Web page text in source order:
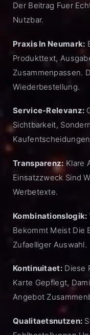
Der Beitrag Fuer
Nutzbar.
Praxis In Neumark:
Produkttext,
Zusammenpassen.
Wiederbestellung.
Service-Relevanz:
Sichtbarkeit,
Transparenz: Klare
Einsatzzweck Sind
Werbetexte.
Kombinationslogik:
Bekommt Meist Die
Zufaelliger Auswahl.
Kontinuitaet:Diese
Karte Gepflegt,
Angebot
Qualitaetsnutzen: